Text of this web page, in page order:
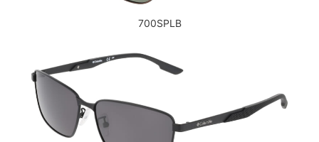
700SPLB